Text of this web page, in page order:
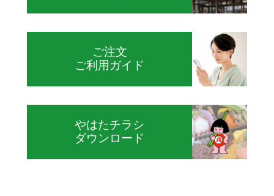
ご注文
ご利用ガイド
やはたチラシ
ダウンロード